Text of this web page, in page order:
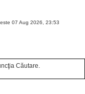
07 Aug 2026, 23:53
Căutare.